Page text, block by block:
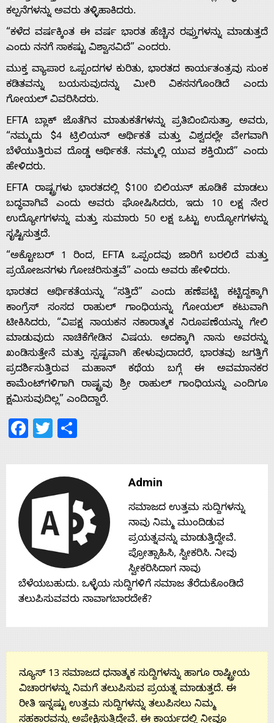
Home
About
Us
Advertise
With
s
Contact
Us
ಕಲ್ಪನೆಗಳನ್ನು ಅವರು ತಳ್ಳಿಹಾಕಿದರು.
“ಕಳೆದ ವರ್ಷಕ್ಕಿಂತ ಈ ವರ್ಷ ಭಾರತ ಹೆಚ್ಚಿನ ರಫ್ತುಗಳನ್ನು ಮಾಡುತ್ತದೆ
ಎಂದು ನನಗೆ ಸಾಕಷ್ಟು ವಿಶ್ವಾಸವಿದೆ” ಎಂದರು.
ಮುಕ್ತ ವ್ಯಾಪಾರ ಒಪ್ಪಂದಗಳ ಕುರಿತು, ಭಾರತದ ಕಾರ್ಯತಂತ್ರವು ಸುಂಕ
ಕಡಿತವನ್ನು ಬಯಸುವುದನ್ನು ಮೀರಿ ವಿಕಸನಗೊಂಡಿದೆ ಎಂದು
ಗೋಯಲ್ ವಿವರಿಸಿದರು.
EFTA ಬ್ಲಾಕ್ ಜೊತೆಗಿನ ಮಾತುಕತೆಗಳನ್ನು ಪ್ರತಿಬಿಂಬಿಸುತ್ತಾ, ಅವರು,
“ನಮ್ಮದು $4 ಟ್ರಿಲಿಯನ್ ಆರ್ಥಿಕತೆ ಮತ್ತು ವಿಶ್ವದಲ್ಲೇ ವೇಗವಾಗಿ
ಬೆಳೆಯುತ್ತಿರುವ ದೊಡ್ಡ ಆರ್ಥಿಕತೆ. ನಮ್ಮಲ್ಲಿ ಯುವ ಶಕ್ತಿಯಿದೆ” ಎಂದು
ಹೇಳಿದರು.
EFTA ರಾಷ್ಟ್ರಗಳು ಭಾರತದಲ್ಲಿ $100 ಬಿಲಿಯನ್ ಹೂಡಿಕೆ ಮಾಡಲು
ಬದ್ಧವಾಗಿವೆ ಎಂದು ಅವರು ಘೋಷಿಸಿದರು, ಇದು 10 ಲಕ್ಷ ನೇರ
ಉದ್ಯೋಗಗಳನ್ನು ಮತ್ತು ಸುಮಾರು 50 ಲಕ್ಷ ಒಟ್ಟು ಉದ್ಯೋಗಗಳನ್ನು
ಸೃಷ್ಟಿಸುತ್ತದೆ.
“ಅಕ್ಟೋಬರ್ 1 ರಿಂದ, EFTA ಒಪ್ಪಂದವು ಜಾರಿಗೆ ಬರಲಿದೆ ಮತ್ತು
ಪ್ರಯೋಜನಗಳು ಗೋಚರಿಸುತ್ತವೆ” ಎಂದು ಅವರು ಹೇಳಿದರು.
ಭಾರತದ ಆರ್ಥಿಕತೆಯನ್ನು “ಸತ್ತಿದೆ” ಎಂದು ಹಣೆಪಟ್ಟಿ ಕಟ್ಟಿದ್ದಕ್ಕಾಗಿ
ಕಾಂಗ್ರೆಸ್ ಸಂಸದ ರಾಹುಲ್ ಗಾಂಧಿಯನ್ನು ಗೋಯಲ್ ಕಟುವಾಗಿ
ಟೀಕಿಸಿದರು, “ವಿಪಕ್ಷ ನಾಯಕನ ನಕಾರಾತ್ಮಕ ನಿರೂಪಣೆಯನ್ನು ಗೇಲಿ
ಮಾಡುವುದು ನಾಚಿಕೆಗೇಡಿನ ವಿಷಯ. ಅದಕ್ಕಾಗಿ ನಾನು ಅವರನ್ನು
ಖಂಡಿಸುತ್ತೇನೆ ಮತ್ತು ಸ್ಪಷ್ಟವಾಗಿ ಹೇಳುವುದಾದರೆ, ಭಾರತವು ಜಗತ್ತಿಗೆ
ಪ್ರದರ್ಶಿಸುತ್ತಿರುವ ಮಹಾನ್ ಕಥೆಯ ಬಗ್ಗೆ ಈ ಅವಮಾನಕರ
ಕಾಮೆಂಟ್‌ಗಳಿಗಾಗಿ ರಾಷ್ಟ್ರವು ಶ್ರೀ ರಾಹುಲ್ ಗಾಂಧಿಯನ್ನು ಎಂದಿಗೂ
ಕ್ಷಮಿಸುವುದಿಲ್ಲ” ಎಂದಿದ್ದಾರೆ.
Facebook
Twitter
Admin
ಸಮಾಜದ ಉತ್ತಮ ಸುದ್ದಿಗಳನ್ನು
ನಾವು ನಿಮ್ಮ ಮುಂದಿಡುವ
ಪ್ರಯತ್ನವನ್ನು ಮಾಡುತ್ತಿದ್ದೇವೆ.
ಪ್ರೋತ್ಸಾಹಿಸಿ, ಸ್ವೀಕರಿಸಿ. ನೀವು
ಸ್ವೀಕರಿಸಿದಾಗ ನಾವು
ಬೆಳೆಯಬಹುದು. ಒಳ್ಳೆಯ ಸುದ್ದಿಗಳಿಗೆ ಸಮಾಜ ತೆರೆದುಕೊಂಡಿದೆ
ತಲುಪಿಸುವವರು ನಾವಾಗಬಾರದೇಕೆ?
ನ್ಯೂಸ್ 13 ಸಮಾಜದ ಧನಾತ್ಮಕ ಸುದ್ದಿಗಳನ್ನು ಹಾಗೂ ರಾಷ್ಟ್ರೀಯ
ವಿಚಾರಗಳನ್ನು ನಿಮಗೆ ತಲುಪಿಸುವ ಪ್ರಯತ್ನ ಮಾಡುತ್ತದೆ. ಈ
ರೀತಿ ಇನ್ನಷ್ಟು ಉತ್ತಮ ಸುದ್ದಿಗಳನ್ನು ತಲುಪಿಸಲು ನಿಮ್ಮ